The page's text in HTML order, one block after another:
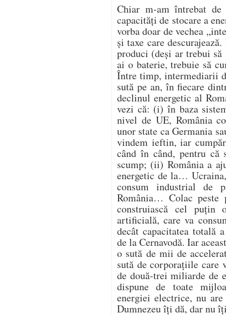
Chiar m-am întrebat
capacități de stocare a
vorba doar de vechea
și taxe care
produci (deși ar trebui
ai o baterie, trebuie să
Între timp, intermediarii
sută pe an, în fiecare
declinul energetic al
vezi că: (i) în baza
nivel de UE, România
unor state ca Germania
vindem ieftin, iar
când în când, pentru că
scump; (ii) România a
energetic de la…
consum industrial de
România… Colac peste
construiască cel
artificială, care va
decât capacitatea totală
de la Cernavodă. Iar
o sută de mii de
sută de corporațiile
de două-trei miliarde de
dispune de toate
energiei electrice, nu
Dumnezeu îți dă, dar nu